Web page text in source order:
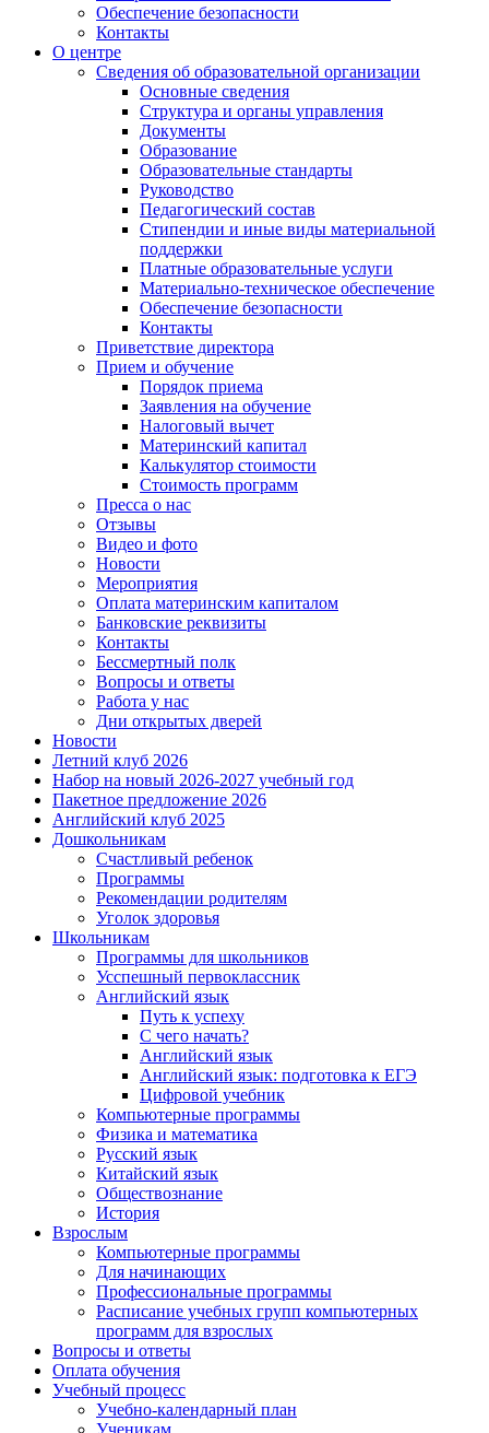
Обеспечение безопасности
Контакты
О центре
Сведения об образовательной организации
Основные сведения
Структура и органы управления
Документы
Образование
Образовательные стандарты
Руководство
Педагогический состав
Стипендии и иные виды материальной
поддержки
Платные образовательные услуги
Материально-техническое обеспечение
Обеспечение безопасности
Контакты
Приветствие директора
Прием и обучение
Порядок приема
Заявления на обучение
Налоговый вычет
Материнский капитал
Калькулятор стоимости
Стоимость программ
Пресса о нас
Отзывы
Видео и фото
Новости
Мероприятия
Оплата материнским капиталом
Банковские реквизиты
Контакты
Бессмертный полк
Вопросы и ответы
Работа у нас
Дни открытых дверей
Новости
Летний клуб 2026
Набор на новый 2026-2027 учебный год
Пакетное предложение 2026
Английский клуб 2025
Дошкольникам
Счастливый ребенок
Программы
Рекомендации родителям
Уголок здоровья
Школьникам
Программы для школьников
Усспешный первоклассник
Английский язык
Путь к успеху
С чего начать?
Английский язык
Английский язык: подготовка к ЕГЭ
Цифровой учебник
Компьютерные программы
Физика и математика
Русский язык
Китайский язык
Обществознание
История
Взрослым
Компьютерные программы
Для начинающих
Профессиональные программы
Расписание учебных групп компьютерных
программ для взрослых
Вопросы и ответы
Оплата обучения
Учебный процесс
Учебно-календарный план
Ученикам